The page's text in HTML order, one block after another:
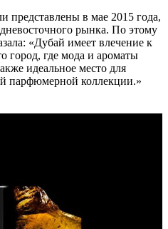
в мае 2015 года,
рынка. По этому
«Дубай имеет влечение к
город, где мода и ароматы
идеальное место для
парфюмерной коллекции.»